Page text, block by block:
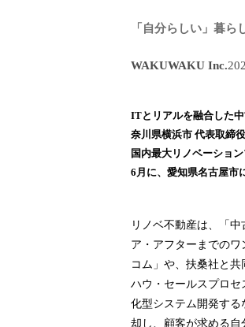
「自分らしい」暮
WAKUWAKU Inc.
ITとリアルを融合した
奈川県横浜市 代表取締
国内最大リノベーショ
6月に、愛知県名古屋市
リノベ不動産は、「
ア・アフターまでの
コム」や、扶桑社と
ハウ・セールスプロ
化型システム開発す
却し、顧客が求める自